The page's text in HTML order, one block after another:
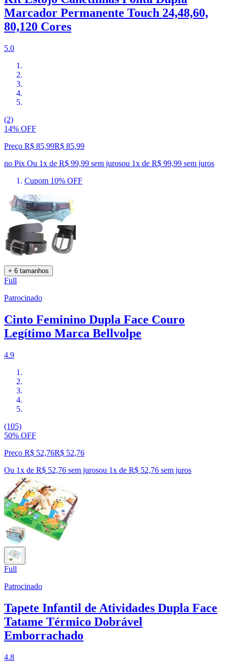
Marcador Permanente Touch 24,48,60,
80,120 Cores
5.0
(2)
14% OFF
Preço R$ 85,99R$ 85,99
no Pix Ou 1x de R$ 99,99 sem jurosou 1x de R$ 99,99 sem juros
Cupom 10% OFF
+ 6 tamanhos
Full
Patrocinado
Cinto Feminino Dupla Face Couro
Legítimo Marca Bellvolpe
4.9
(105)
50% OFF
Preço R$ 52,76R$ 52,76
Ou 1x de R$ 52,76 sem jurosou 1x de R$ 52,76 sem juros
Full
Patrocinado
Tapete Infantil de Atividades Dupla Face
Tatame Térmico Dobrável
Emborrachado
4.8